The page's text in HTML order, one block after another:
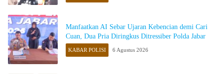
Manfaatkan AI Sebar Ujaran Kebencian demi Cari
Cuan, Dua Pria Diringkus Ditressiber Polda Jabar
KABAR POLISI 6 Agustus 2026